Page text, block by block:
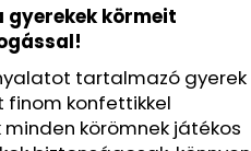
gyerekek körmeit
tartalmazó gyerek
finom konfettikkel
körömnek játékos
Következő